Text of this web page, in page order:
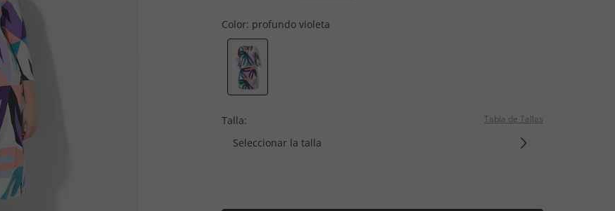
Color: profundo violeta
Talla: Tabla de Tallas
Seleccionar la talla